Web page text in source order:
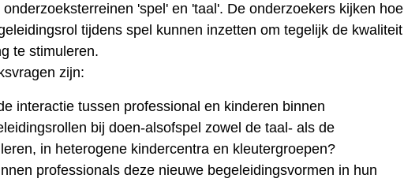
'spel' en 'taal'. De onderzoekers kijken hoe
tijdens spel kunnen inzetten om tegelijk de kwaliteit
te stimuleren.
zijn:
interactie tussen professional en kinderen binnen
bij doen-alsofspel zowel de taal- als de
in heterogene kindercentra en kleutergroepen?
professionals deze nieuwe begeleidingsvormen in hun